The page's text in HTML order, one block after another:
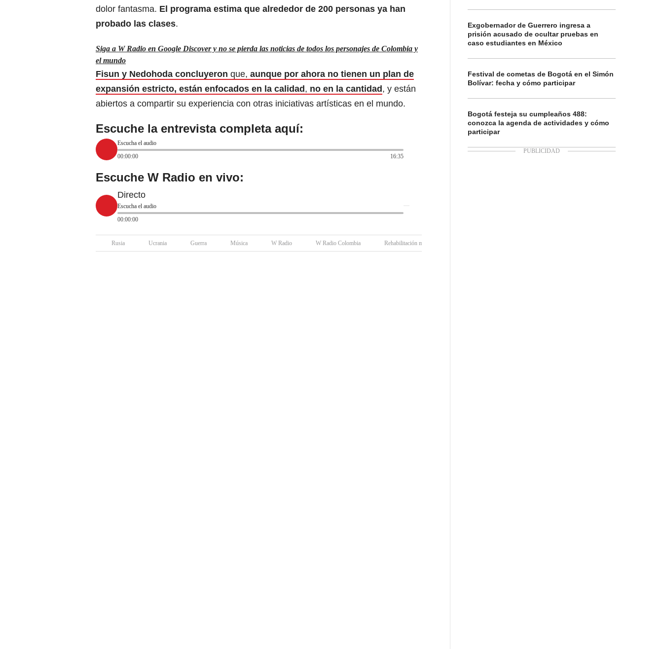
dolor fantasma. El programa estima que alrededor de 200 personas ya han
probado las clases.
Siga a W Radio en Google Discover y no se pierda las noticias de todos los personajes de Colombia y
el mundo
Fisun y Nedohoda concluyeron que, aunque por ahora no tienen un plan de
expansión estricto, están enfocados en la calidad , no en la cantidad , y están
abiertos a compartir su experiencia con otras iniciativas artísticas en el mundo.
Escuche la entrevista completa aquí:
Escucha el audio
00:00:00
16:35
Escuche W Radio en vivo:
Directo
Escucha el audio
00:00:00
Rusia Ucrania Guerra Música W Radio W Radio Colombia Rehabilitación médica
Exgobernador de Guerrero ingresa a
prisión acusado de ocultar pruebas en
caso estudiantes en México
Festival de cometas de Bogotá en el Simón
Bolívar: fecha y cómo participar
Bogotá festeja su cumpleaños 488:
conozca la agenda de actividades y cómo
participar